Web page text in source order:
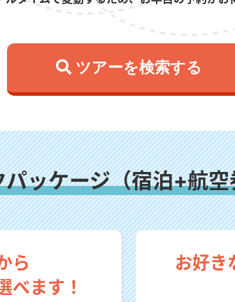
 ツアーを検索する
ッケージ（宿泊+航
ら
べます！
お好き